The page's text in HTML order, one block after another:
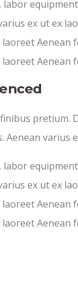
labor
ex ut ex
Aenean
Aenean
pretium.
Aenean varius
labor
ex ut ex
Aenean
Aenean